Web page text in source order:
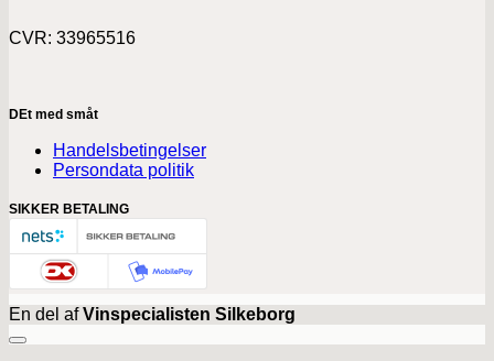
CVR: 33965516
DEt med småt
Handelsbetingelser
Persondata politik
SIKKER BETALING
En del afVinspecialisten Silkeborg